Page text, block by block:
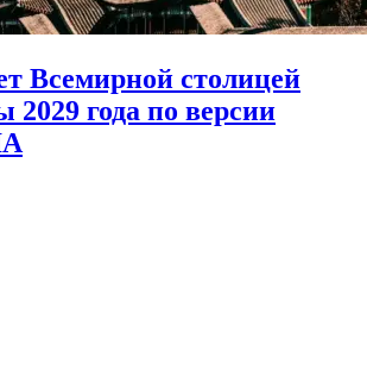
Всемирной столицей
2029 года по версии